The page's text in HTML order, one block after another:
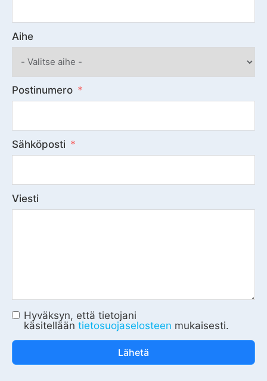
Aihe
Postinumero
Sähköposti
Viesti
Hyväksyn, että tietojani
käsitellään tietosuojaselosteen mukaisesti.
Lähetä